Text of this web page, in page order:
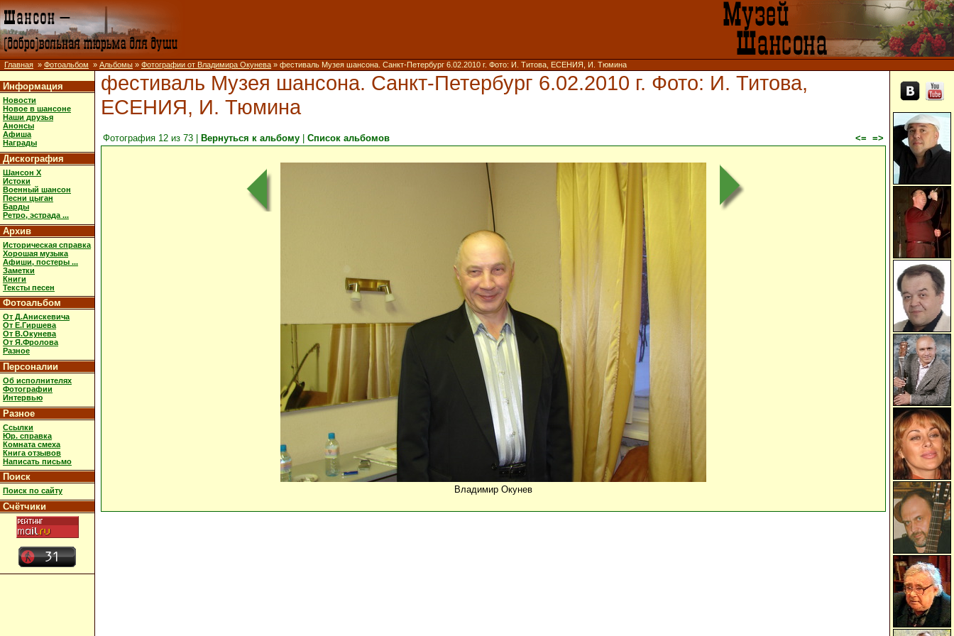
Главная » Фотоальбом » Альбомы » Фотографии от Владимира Окунева » фестиваль Музея шансона. Санкт-Петербург 6.02.2010 г. Фото: И. Титова, ЕСЕНИЯ, И. Тюмина
Информация
Новости
Новое в шансоне
Наши друзья
Анонсы
Афиша
Награды
Дискография
Шансон X
Истоки
Военный шансон
Песни цыган
Барды
Ретро, эстрада ...
Архив
Историческая справка
Хорошая музыка
Афиши, постеры ...
Заметки
Книги
Тексты песен
Фотоальбом
От Д.Анискевича
От Е.Гиршева
От В.Окунева
От Я.Фролова
Разное
Персоналии
Об исполнителях
Фотографии
Интервью
Разное
Ссылки
Юр. справка
Комната смеха
Книга отзывов
Написать письмо
Поиск
Поиск по сайту
Счётчики
фестиваль Музея шансона. Санкт-Петербург 6.02.2010 г. Фото: И. Титова,
ЕСЕНИЯ, И. Тюмина
Фотография 12 из 73 | Вернуться к альбому Список альбомов <= =>
Владимир Окунев